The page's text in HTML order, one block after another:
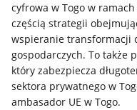
cyfrowa w Togo w
częścią strategii
wspieranie transformacji
gospodarczych. To także
który zabezpiecza
sektora prywatnego w
ambasador UE w Togo.